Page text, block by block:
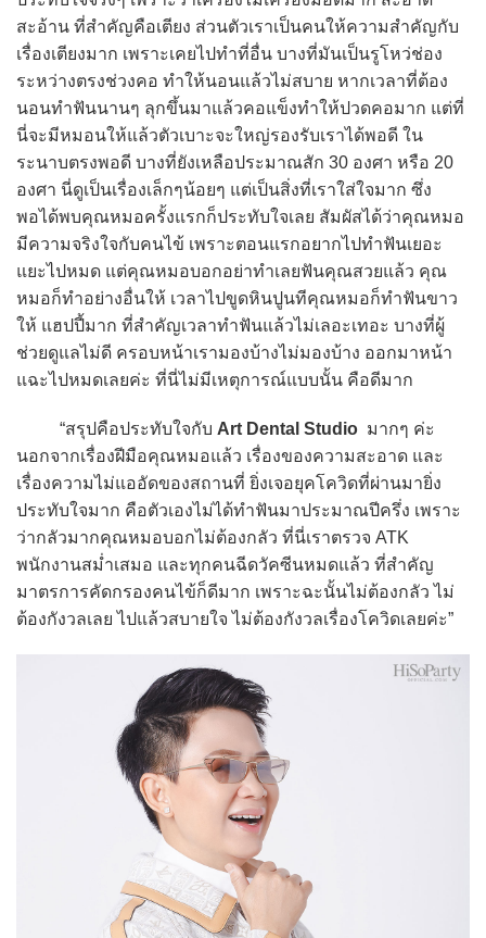
สะอ้าน ที่สำคัญคือเตียง ส่วนตัวเราเป็นคนให้ความสำคัญกับ
เรื่องเตียงมาก เพราะเคยไปทำที่อื่น บางที่มันเป็นรูโหว่ช่อง
ระหว่างตรงช่วงคอ ทำให้นอนแล้วไม่สบาย หากเวลาที่ต้อง
นอนทำฟันนานๆ ลุกขึ้นมาแล้วคอแข็งทำให้ปวดคอมาก แต่ที่
นี่จะมีหมอนให้แล้วตัวเบาะจะใหญ่รองรับเราได้พอดี ใน
ระนาบตรงพอดี บางที่ยังเหลือประมาณสัก 30 องศา หรือ 20
องศา นี่ดูเป็นเรื่องเล็กๆน้อยๆ แต่เป็นสิ่งที่เราใส่ใจมาก ซึ่ง
พอได้พบคุณหมอครั้งแรกก็ประทับใจเลย สัมผัสได้ว่าคุณหมอ
มีความจริงใจกับคนไข้ เพราะตอนแรกอยากไปทำฟันเยอะ
แยะไปหมด แต่คุณหมอบอกอย่าทำเลยฟันคุณสวยแล้ว คุณ
หมอก็ทำอย่างอื่นให้ เวลาไปขูดหินปูนทีคุณหมอก็ทำฟันขาว
ให้ แฮปปี้มาก ที่สำคัญเวลาทำฟันแล้วไม่เลอะเทอะ บางที่ผู้
ช่วยดูแลไม่ดี ครอบหน้าเรามองบ้างไม่มองบ้าง ออกมาหน้า
แฉะไปหมดเลยค่ะ ที่นี่ไม่มีเหตุการณ์แบบนั้น คือดีมาก
“สรุปคือประทับใจกับ Art Dental Studio มากๆ ค่ะ
นอกจากเรื่องฝีมือคุณหมอแล้ว เรื่องของความสะอาด และ
เรื่องความไม่แออัดของสถานที่ ยิ่งเจอยุคโควิดที่ผ่านมายิ่ง
ประทับใจมาก คือตัวเองไม่ได้ทำฟันมาประมาณปีครึ่ง เพราะ
ว่ากลัวมากคุณหมอบอกไม่ต้องกลัว ที่นี่เราตรวจ ATK
พนักงานสม่ำเสมอ และทุกคนฉีดวัคซีนหมดแล้ว ที่สำคัญ
มาตรการคัดกรองคนไข้ก็ดีมาก เพราะฉะนั้นไม่ต้องกลัว ไม่
ต้องกังวลเลย ไปแล้วสบายใจ ไม่ต้องกังวลเรื่องโควิดเลยค่ะ”